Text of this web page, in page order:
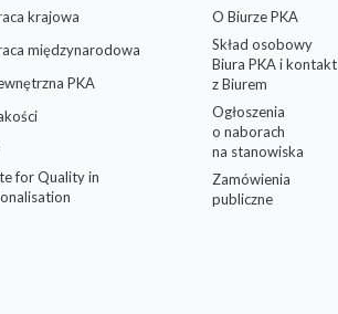
krajowa
międzynarodowa
PKA
for Quality in
O Biurze PKA
Skład osobowy
Biura PKA i kontakt
z Biurem
Ogłoszenia
o naborach
na stanowiska
Zamówienia
publiczne